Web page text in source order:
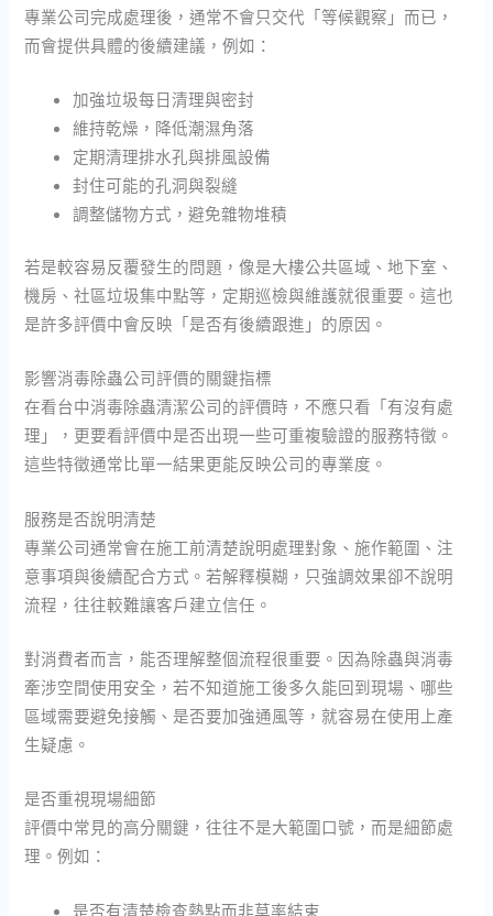
專業公司完成處理後，通常不會只交代「等候觀察」而已，
而會提供具體的後續建議，例如：
加強垃圾每日清理與密封
維持乾燥，降低潮濕角落
定期清理排水孔與排風設備
封住可能的孔洞與裂縫
調整儲物方式，避免雜物堆積
若是較容易反覆發生的問題，像是大樓公共區域、地下室、
機房、社區垃圾集中點等，定期巡檢與維護就很重要。這也
是許多評價中會反映「是否有後續跟進」的原因。
影響消毒除蟲公司評價的關鍵指標
在看台中消毒除蟲清潔公司的評價時，不應只看「有沒有處
理」，更要看評價中是否出現一些可重複驗證的服務特徵。
這些特徵通常比單一結果更能反映公司的專業度。
服務是否說明清楚
專業公司通常會在施工前清楚說明處理對象、施作範圍、注
意事項與後續配合方式。若解釋模糊，只強調效果卻不說明
流程，往往較難讓客戶建立信任。
對消費者而言，能否理解整個流程很重要。因為除蟲與消毒
牽涉空間使用安全，若不知道施工後多久能回到現場、哪些
區域需要避免接觸、是否要加強通風等，就容易在使用上產
生疑慮。
是否重視現場細節
評價中常見的高分關鍵，往往不是大範圍口號，而是細節處
理。例如：
是否有清楚檢查熱點而非草率結束